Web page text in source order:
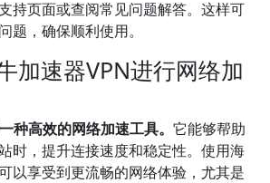
持页面或查阅常见问题解答。这样可
题，确保顺利使用。
加速器VPN进行网络加
种高效的网络加速工具。 它能够帮助
时，提升连接速度和稳定性。使用海
以享受到更流畅的网络体验，尤其是